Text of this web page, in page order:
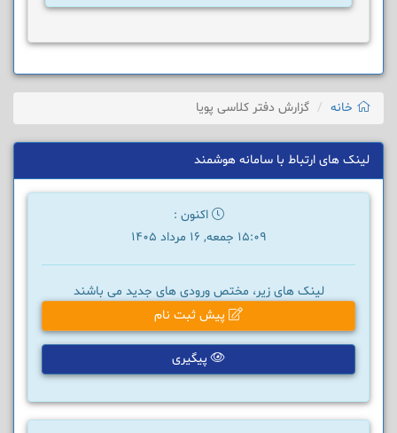
خانه گزارش دفتر کلاسی پویا
لینک های ارتباط با سامانه هوشمند
اکنون :
15:09 جمعه, 16 مرداد 1405
لینک های زیر، مختص ورودی های جدید می باشند
پیش ثبت نام
پیگیری